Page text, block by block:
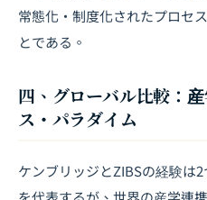
常態化・制度化されたプロセ
とである。
四、グローバル比較：
ス・パラダイム
ケンブリッジとZIBSの経験は